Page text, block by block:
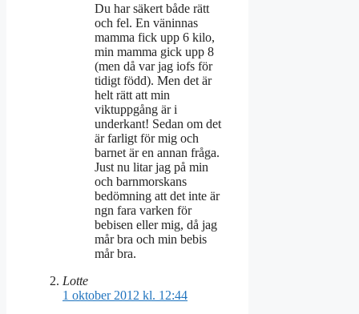
Du har säkert både rätt
och fel. En väninnas
mamma fick upp 6 kilo,
min mamma gick upp 8
(men då var jag iofs för
tidigt född). Men det är
helt rätt att min
viktuppgång är i
underkant! Sedan om det
är farligt för mig och
barnet är en annan fråga.
Just nu litar jag på min
och barnmorskans
bedömning att det inte är
ngn fara varken för
bebisen eller mig, då jag
mår bra och min bebis
mår bra.
Lotte
1 oktober 2012 kl. 12:44